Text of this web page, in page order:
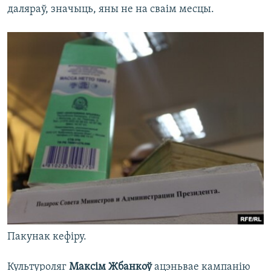
даляраў, значыць, яны не на сваім месцы.
Пакунак кефіру.
Культуроляг Максім Жбанкоўацэньвае кампанію